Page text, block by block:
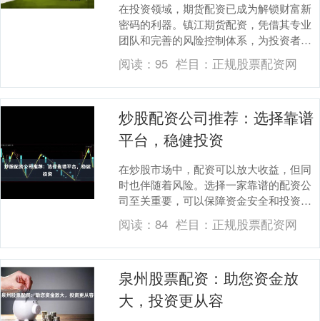
在投资领域，期货配资已成为解锁财富新
密码的利器。镇江期货配资，凭借其专业
团队和完善的风险控制体系，为投资者提
供安全可靠的配资服务，助力投资腾飞。
**放大收益，....
阅读：95 栏目： 正规股票配资网
炒股配资公司推荐：选择靠谱
平台，稳健投资
在炒股市场中，配资可以放大收益，但同
时也伴随着风险。选择一家靠谱的配资公
司至关重要，可以保障资金安全和投资收
益。 **选择配资公司的注意事项：** * **资
质....
阅读：84 栏目： 正规股票配资网
泉州股票配资：助您资金放
大，投资更从容